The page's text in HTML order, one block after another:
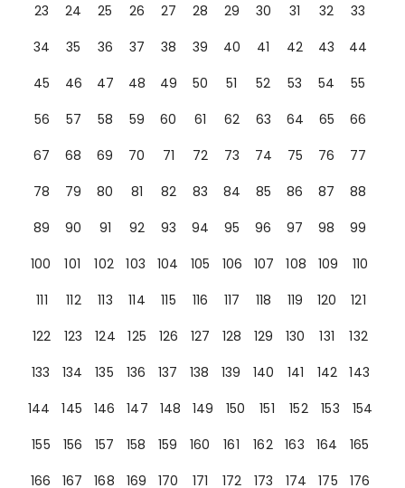
23
24 25 26 27 28 29 30 31 32
33
34
35 36 37 38 39 40 41 42 43
44
45
46 47 48 49 50 51 52 53 54
55
56
57 58 59 60 61 62 63 64 65
66
67
68 69 70 71 72 73 74 75 76
77
78
79 80 81 82 83 84 85 86 87
88
89
90 91 92 93 94 95 96 97 98
99
100
101 102 103 104 105 106 107 108 109
110
111
112 113 114 115 116 117 118 119 120
121
122
123 124 125 126 127 128 129 130 131
132
133
134 135 136 137 138 139 140 141 142
143
144
145 146 147 148 149 150 151 152 153
154
155
156 157 158 159 160 161 162 163 164
165
166
167 168 169 170 171 172 173 174 175
176